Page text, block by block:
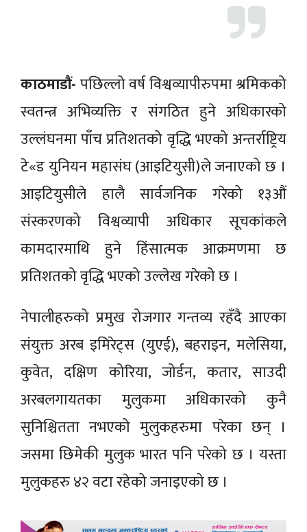
काठमाडौं-पछिल्लो वर्ष विश्वव्यापीरुपमा श्रमिकको
स्वतन्त्र अभिव्यक्ति र संगठित हुने अधिकारको
उल्लंघनमा पाँच प्रतिशतको वृद्धि भएको अन्तर्राष्ट्रिय
टे«ड युनियन महासंघ (आइटियुसी)ले जनाएको छ ।
आइटियुसीले हालै सार्वजनिक गरेको १३औं
संस्करणको विश्वव्यापी अधिकार सूचकांकले
कामदारमाथि हुने हिंसात्मक आक्रमणमा छ
प्रतिशतको वृद्धि भएको उल्लेख गरेको छ ।
नेपालीहरुको प्रमुख रोजगार गन्तव्य रहँदै आएका
संयुक्त अरब इमिरेट्स (युएई), बहराइन, मलेसिया,
कुवेत, दक्षिण कोरिया, जोर्डन, कतार, साउदी
अरबलगायतका मुलुकमा अधिकारको कुनै
सुनिश्चितता नभएको मुलुकहरुमा परेका छन् ।
जसमा छिमेकी मुलुक भारत पनि परेको छ । यस्ता
मुलुकहरु ४२ वटा रहेको जनाइएको छ ।